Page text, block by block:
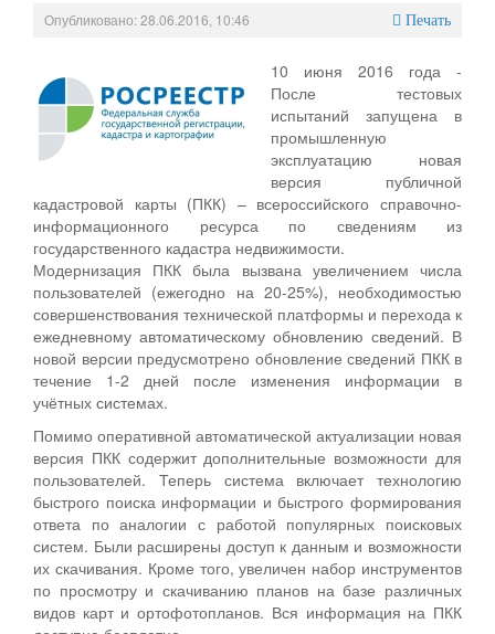
Опубликовано: 28.06.2016, 10:46 Печать
10 июня 2016 года -
После тестовых
испытаний запущена в
промышленную
эксплуатацию новая
версия публичной
кадастровой карты (ПКК) – всероссийского справочно-
информационного ресурса по сведениям из
государственного кадастра недвижимости.
Модернизация ПКК была вызвана увеличением числа
пользователей (ежегодно на 20-25%), необходимостью
совершенствования технической платформы и перехода к
ежедневному автоматическому обновлению сведений. В
новой версии предусмотрено обновление сведений ПКК в
течение 1-2 дней после изменения информации в
учётных системах.
Помимо оперативной автоматической актуализации новая
версия ПКК содержит дополнительные возможности для
пользователей. Теперь система включает технологию
быстрого поиска информации и быстрого формирования
ответа по аналогии с работой популярных поисковых
систем. Были расширены доступ к данным и возможности
их скачивания. Кроме того, увеличен набор инструментов
по просмотру и скачиванию планов на базе различных
видов карт и ортофотопланов. Вся информация на ПКК